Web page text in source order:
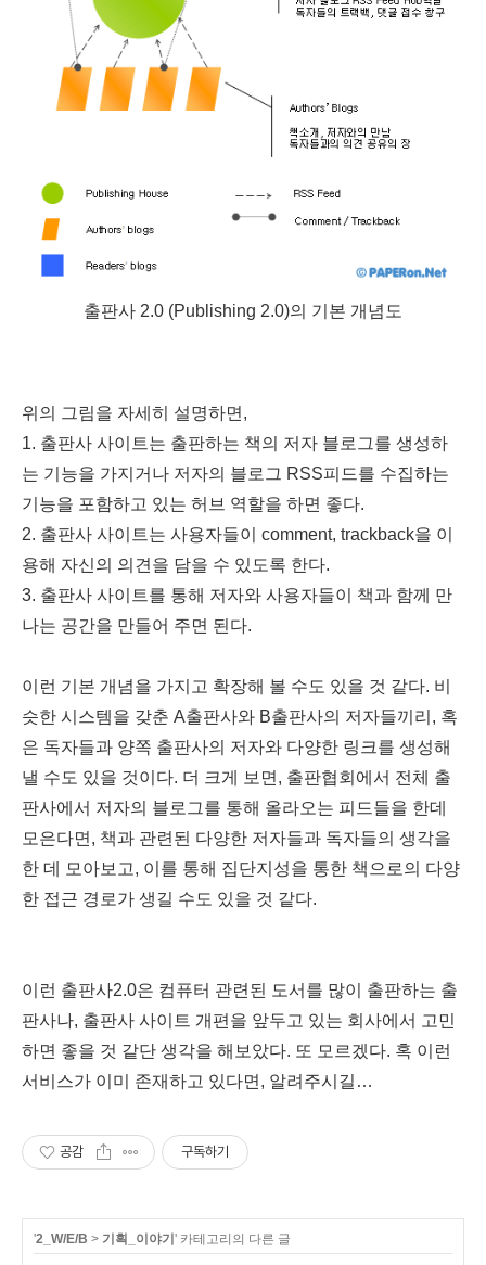
출판사 2.0 (Publishing 2.0)의 기본 개념도
위의 그림을 자세히 설명하면,
1. 출판사 사이트는 출판하는 책의 저자 블로그를 생성하
는 기능을 가지거나 저자의 블로그 RSS피드를 수집하는
기능을 포함하고 있는 허브 역할을 하면 좋다.
2. 출판사 사이트는 사용자들이 comment, trackback을 이
용해 자신의 의견을 담을 수 있도록 한다.
3. 출판사 사이트를 통해 저자와 사용자들이 책과 함께 만
나는 공간을 만들어 주면 된다.
이런 기본 개념을 가지고 확장해 볼 수도 있을 것 같다. 비
슷한 시스템을 갖춘 A출판사와 B출판사의 저자들끼리, 혹
은 독자들과 양쪽 출판사의 저자와 다양한 링크를 생성해
낼 수도 있을 것이다. 더 크게 보면, 출판협회에서 전체 출
판사에서 저자의 블로그를 통해 올라오는 피드들을 한데
모은다면, 책과 관련된 다양한 저자들과 독자들의 생각을
한 데 모아보고, 이를 통해 집단지성을 통한 책으로의 다양
한 접근 경로가 생길 수도 있을 것 같다.
이런 출판사2.0은 컴퓨터 관련된 도서를 많이 출판하는 출
판사나, 출판사 사이트 개편을 앞두고 있는 회사에서 고민
하면 좋을 것 같단 생각을 해보았다. 또 모르겠다. 혹 이런
서비스가 이미 존재하고 있다면, 알려주시길…
공감 구독하기
'2_W/E/B > 기획_이야기' 카테고리의 다른 글